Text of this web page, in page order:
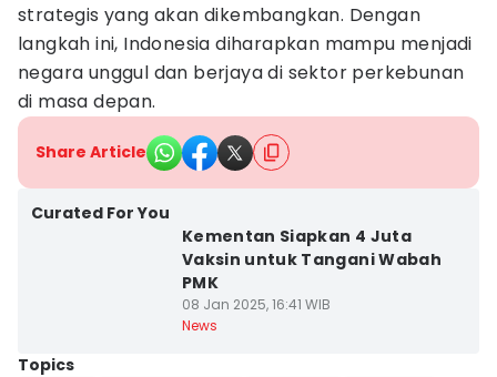
strategis yang akan dikembangkan. Dengan
langkah ini, Indonesia diharapkan mampu menjadi
negara unggul dan berjaya di sektor perkebunan
di masa depan.
Share Article
Curated For You
Kementan Siapkan 4 Juta
Vaksin untuk Tangani Wabah
PMK
08 Jan 2025, 16:41 WIB
News
Topics